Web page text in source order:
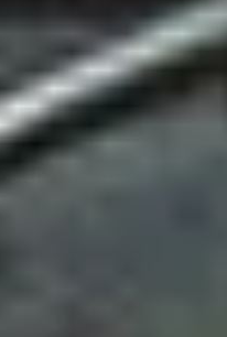
layouts de mapas,
confiança na navegação
com outros jogadores.
posição, todos os locais de
Acompanhe seu movimento
via alt-tab.
nos nomes dos arquivos
Quando você joga raids
coordenadas para